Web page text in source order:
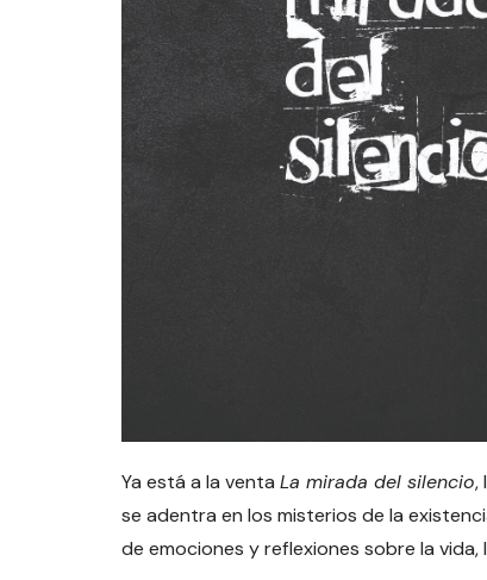
Ya está a la venta La mirada del silencio,
se adentra en los misterios de la
de emociones y reflexiones sobre la